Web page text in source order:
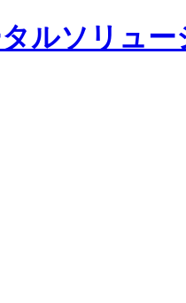
ルソリュー